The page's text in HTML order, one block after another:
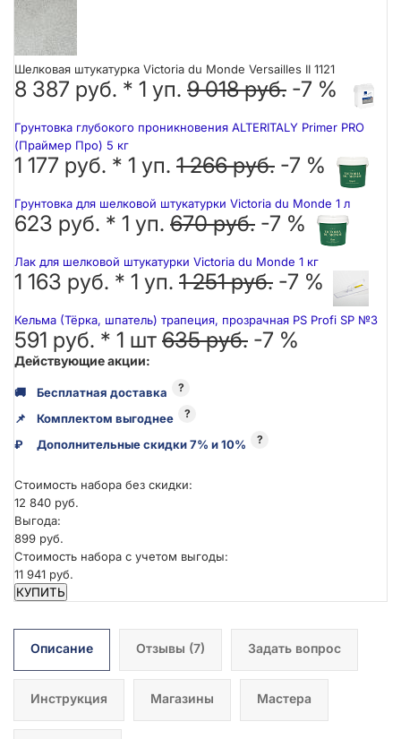
Шелковая штукатурка Victoria du Monde Versailles II 1121
8 387 руб. * 1 уп. 9 018 руб. -7 %
Грунтовка глубокого проникновения ALTERITALY Primer PRO
(Праймер Про) 5 кг
1 177 руб. * 1 уп. 1 266 руб. -7 %
Грунтовка для шелковой штукатурки Victoria du Monde 1 л
623 руб. * 1 уп. 670 руб. -7 %
Лак для шелковой штукатурки Victoria du Monde 1 кг
1 163 руб. * 1 уп. 1 251 руб. -7 %
Кельма (Тёрка, шпатель) трапеция, прозрачная PS Profi SP №3
591 руб. * 1 шт 635 руб. -7 %
Действующие акции:
🚚 Бесплатная доставка ?
📌 Комплектом выгоднее ?
₽ Дополнительные скидки 7% и 10% ?
Стоимость набора без скидки:
12 840 руб.
Выгода:
899 руб.
Стоимость набора с учетом выгоды:
11 941 руб.
КУПИТЬ
Описание Отзывы (7) Задать вопрос
Инструкция Магазины Мастера